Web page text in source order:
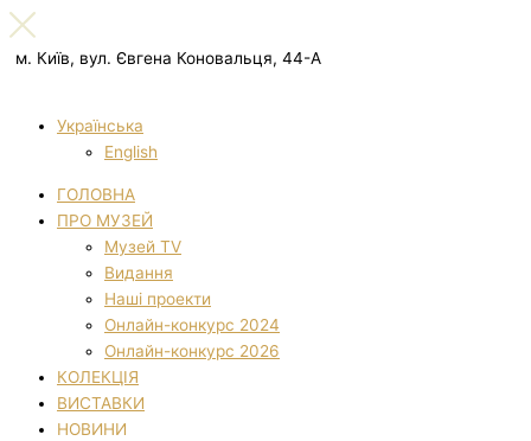
м. Київ, вул. Євгена Коновальця, 44-А
Українська
English
ГОЛОВНА
ПРО МУЗЕЙ
Музей TV
Видання
Наші проекти
Онлайн-конкурс 2024
Онлайн-конкурс 2026
КОЛЕКЦІЯ
ВИСТАВКИ
НОВИНИ